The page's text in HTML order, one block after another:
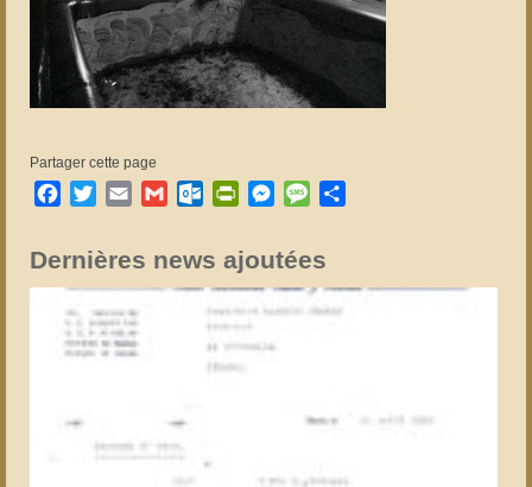
Partager cette page
Facebook
TwitterEmail GmailOutlook.com
PrintFriendly
Messenger
Message
Dernières news ajoutées